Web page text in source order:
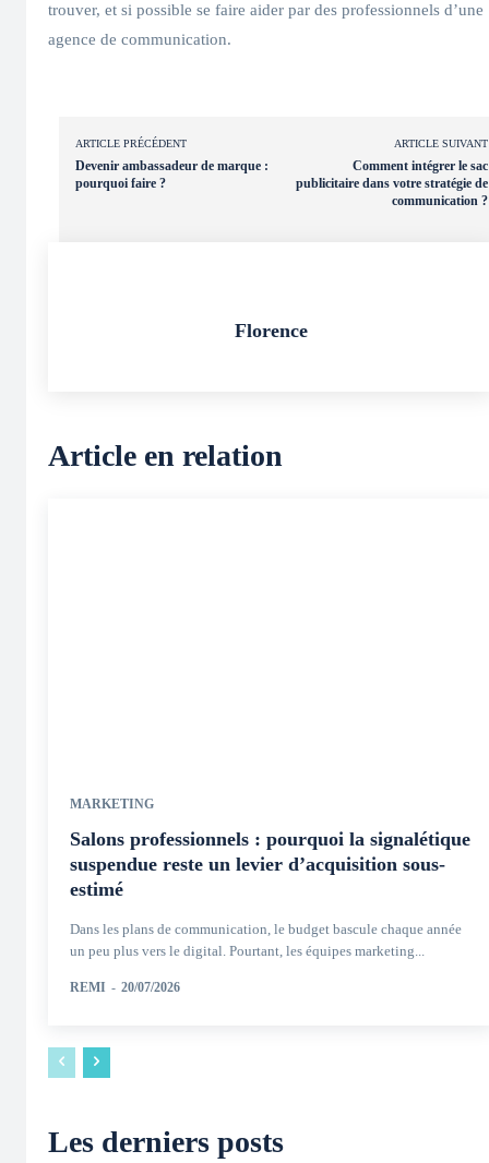
trouver, et si possible se faire aider par des professionnels d’une
agence de communication.
ARTICLE PRÉCÉDENT
Devenir ambassadeur de marque :
pourquoi faire ?
ARTICLE SUIVANT
Comment intégrer le sac
publicitaire dans votre stratégie de
communication ?
Florence
Article en relation
MARKETING
Salons professionnels : pourquoi la signalétique
suspendue reste un levier d’acquisition sous-
estimé
Dans les plans de communication, le budget bascule chaque année
un peu plus vers le digital. Pourtant, les équipes marketing...
REMI - 20/07/2026
Les derniers posts